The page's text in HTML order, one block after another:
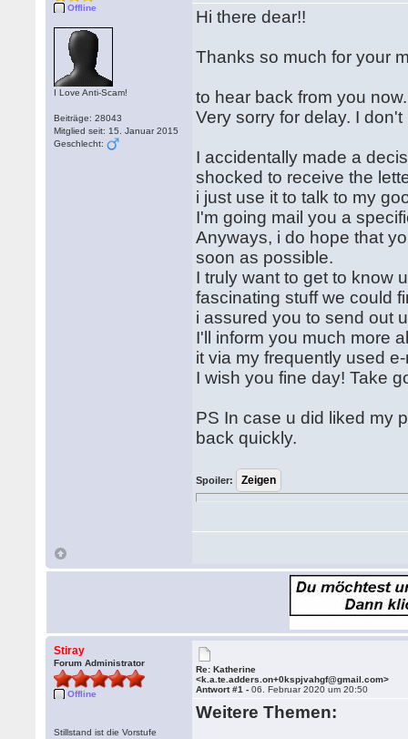
Offline
I Love Anti-Scam!
Beiträge: 28043
Mitglied seit: 15. Januar 2015
Geschlecht:
Hi there dear!!
Thanks so much for your
to hear back from you now.
Very sorry for delay. I
I accidentally made a
shocked to receive the
i just use it to talk to my
I'm going mail you a
Anyways, i do hope that
soon as possible.
I truly want to get to know
fascinating stuff we could
i assured you to send out
I'll inform you much more
it via my frequently used
I wish you fine day! Take
PS In case u did liked my
back quickly.
Spoiler:
Stiray
Forum Administrator
Offline
Stillstand ist die Vorstufe
Re: Katherine
<k.a.te.adders.on+0kspjvahgf@gmail.com>
Antwort #1 -06. Februar 2020 um 20:50
Weitere Themen: